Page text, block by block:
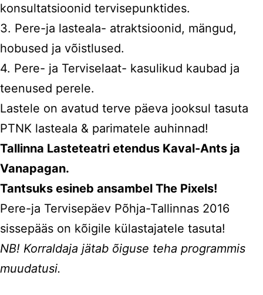
konsultatsioonid tervisepunktides.
3. Pere-ja lasteala- atraktsioonid, mängud,
hobused ja võistlused.
4. Pere- ja Terviselaat- kasulikud kaubad ja
teenused perele.
Lastele on avatud terve päeva jooksul tasuta
PTNK lasteala & parimatele auhinnad!
Tallinna Lasteteatri etendus Kaval-Ants ja
Vanapagan.
Tantsuks esineb ansambel The Pixels!
Pere-ja Tervisepäev Põhja-Tallinnas 2016
sissepääs on kõigile külastajatele tasuta!
NB! Korraldaja jätab õiguse teha programmis
muudatusi.